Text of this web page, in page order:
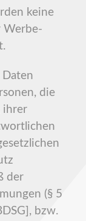
keine
Werbe-
die
ihrer
der
(§ 5
bzw.